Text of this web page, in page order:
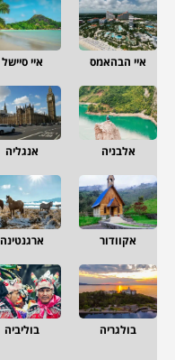
איי הבהאמס איי סיישל
אלבניה אנגליה
אקוודור ארגנטינה
בולגריה בוליביה